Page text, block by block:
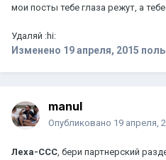
мои посты тебе глаза режут, а
Удаляй :hi:
Изменено 19 апреля, 2015
manul
Опубликовано 19 апреля,
Леха-CCC, бери партнерский